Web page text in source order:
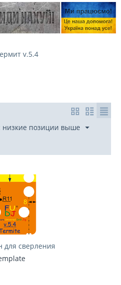
v.5.4
низкие позиции выше
для сверления